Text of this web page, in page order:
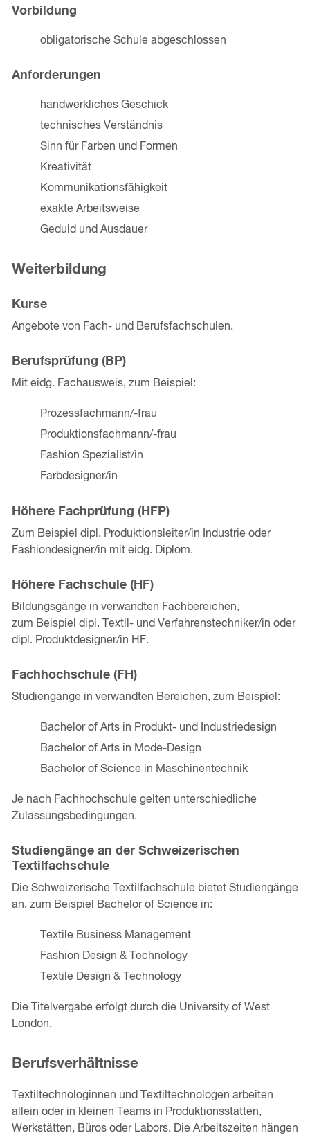
Vorbildung
obligatorische Schule abgeschlossen
Anforderungen
handwerkliches Geschick
technisches Verständnis
Sinn für Farben und Formen
Kreativität
Kommunikationsfähigkeit
exakte Arbeitsweise
Geduld und Ausdauer
Weiterbildung
Kurse
Angebote von Fach- und Berufsfachschulen.
Berufsprüfung (BP)
Mit eidg. Fachausweis, zum Beispiel:
Prozessfachmann/-frau
Produktionsfachmann/-frau
Fashion Spezialist/in
Farbdesigner/in
Höhere Fachprüfung (HFP)
Zum Beispiel dipl. Produktionsleiter/in Industrie oder
Fashiondesigner/in mit eidg. Diplom.
Höhere Fachschule (HF)
Bildungsgänge in verwandten Fachbereichen,
zum Beispiel dipl. Textil- und Verfahrenstechniker/in oder
dipl. Produktdesigner/in HF.
Fachhochschule (FH)
Studiengänge in verwandten Bereichen, zum Beispiel:
Bachelor of Arts in Produkt- und Industriedesign
Bachelor of Arts in Mode-Design
Bachelor of Science in Maschinentechnik
Je nach Fachhochschule gelten unterschiedliche
Zulassungsbedingungen.
Studiengänge an der Schweizerischen
Textilfachschule
Die Schweizerische Textilfachschule bietet Studiengänge
an, zum Beispiel Bachelor of Science in:
Textile Business Management
Fashion Design & Technology
Textile Design & Technology
Die Titelvergabe erfolgt durch die University of West
London.
Berufsverhältnisse
Textiltechnologinnen und Textiltechnologen arbeiten
allein oder in kleinen Teams in Produktionsstätten,
Werkstätten, Büros oder Labors. Die Arbeitszeiten hängen